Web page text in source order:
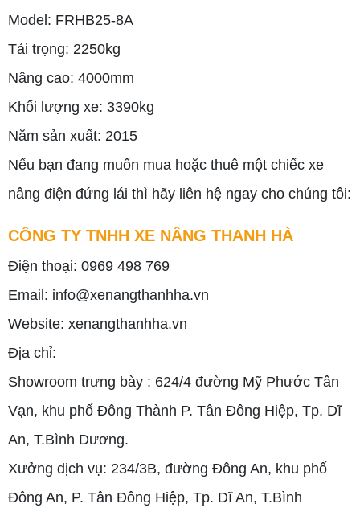
Model: FRHB25-8A
Tải trọng: 2250kg
Nâng cao: 4000mm
Khối lượng xe: 3390kg
Năm sản xuất: 2015
Nếu bạn đang muốn mua hoặc thuê một chiếc xe
nâng điện đứng lái thì hãy liên hệ ngay cho chúng tôi:
CÔNG TY TNHH XE NÂNG THANH HÀ
Điện thoại: 0969 498 769
Email: info@xenangthanhha.vn
Website: xenangthanhha.vn
Địa chỉ:
Showroom trưng bày : 624/4 đường Mỹ Phước Tân
Vạn, khu phố Đông Thành P. Tân Đông Hiệp, Tp. Dĩ
An, T.Bình Dương.
Xưởng dịch vụ: 234/3B, đường Đông An, khu phố
Đông An, P. Tân Đông Hiệp, Tp. Dĩ An, T.Bình